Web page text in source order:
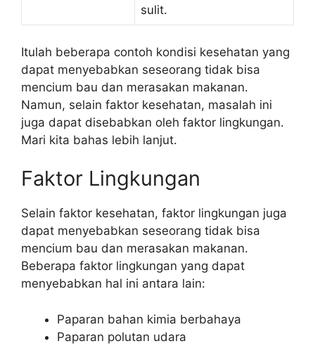
sulit.
Itulah beberapa contoh kondisi kesehatan yang
dapat menyebabkan seseorang tidak bisa
mencium bau dan merasakan makanan.
Namun, selain faktor kesehatan, masalah ini
juga dapat disebabkan oleh faktor lingkungan.
Mari kita bahas lebih lanjut.
Faktor Lingkungan
Selain faktor kesehatan, faktor lingkungan juga
dapat menyebabkan seseorang tidak bisa
mencium bau dan merasakan makanan.
Beberapa faktor lingkungan yang dapat
menyebabkan hal ini antara lain:
Paparan bahan kimia berbahaya
Paparan polutan udara